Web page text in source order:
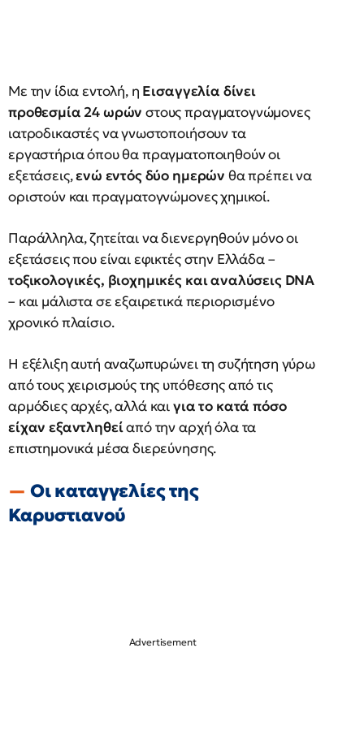
Με την ίδια εντολή, η Εισαγγελία δίνει
προθεσμία 24 ωρών στους πραγματογνώμονες
ιατροδικαστές να γνωστοποιήσουν τα
εργαστήρια όπου θα πραγματοποιηθούν οι
εξετάσεις,ενώ εντός δύο ημερών θα πρέπει να
οριστούν και πραγματογνώμονες χημικοί.
Παράλληλα, ζητείται να διενεργηθούν μόνο οι
εξετάσεις που είναι εφικτές στην Ελλάδα –
τοξικολογικές, βιοχημικές και αναλύσεις DNA
– και μάλιστα σε εξαιρετικά περιορισμένο
χρονικό πλαίσιο.
Η εξέλιξη αυτή αναζωπυρώνει τη συζήτηση γύρω
από τους χειρισμούς της υπόθεσης από τις
αρμόδιες αρχές, αλλά καιγια το κατά πόσο
είχαν εξαντληθείαπό την αρχή όλα τα
επιστημονικά μέσα διερεύνησης.
Οι καταγγελίες της
Καρυστιανού